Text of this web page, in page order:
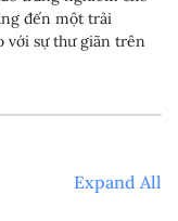
đến một trải
với sự thư giãn trên
Expand All